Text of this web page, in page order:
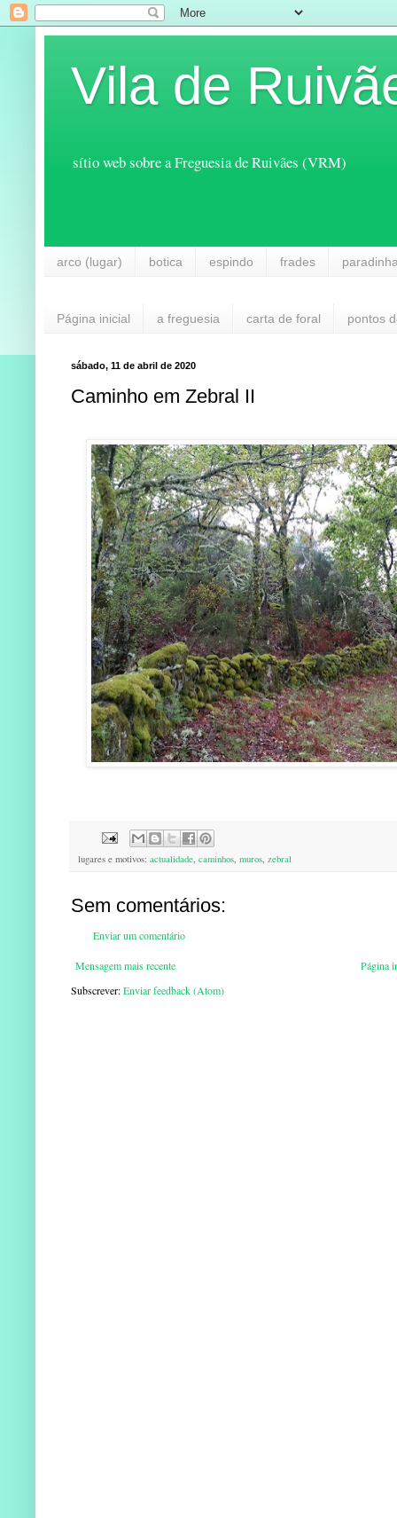
Vila de
sítio web sobre a Freguesia de Ruivães (VRM)
arco (lugar) botica espindo frades
Página inicial a freguesia carta de foral pontos
sábado, 11 de abril de 2020
Caminho em Zebral II
lugares e motivos: actualidade, caminhos, muros, zebral
Sem comentários:
Enviar um comentário
Mensagem mais recente
Página
Subscrever:Enviar feedback (Atom)